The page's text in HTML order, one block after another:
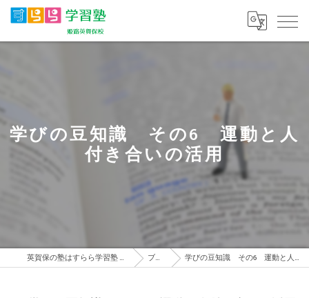
学びの豆知識 その6 運動と人
付き合いの活用
英賀保の塾はすらら学習塾 姫路英賀保校 ブログ 学びの豆知識 その6 運動と人付き合いの活用